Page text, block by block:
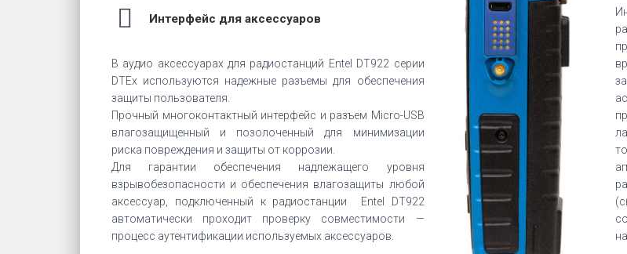
Интерфейс для аксессуаров
В аудио аксессуарах для радиостанций Entel DT922 серии
DTЕх используются надежные разъемы для обеспечения
защиты пользователя.
Прочный многоконтактный интерфейс и разъем Micro-USB
влагозащищенный и позолоченный для минимизации
риска повреждения и защиты от коррозии.
Для гарантии обеспечения надлежащего уровня
взрывобезопасности и обеспечения влагозащиты любой
аксессуар, подключенный к радиостанции Entel DT922
автоматически проходит проверку совместимости —
процесс аутентификации используемых аксессуаров.